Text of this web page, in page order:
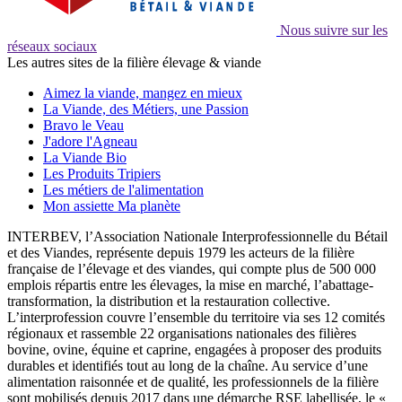
Nous suivre sur les
réseaux sociaux
Les autres sites de la filière élevage & viande
Aimez la viande, mangez en mieux
La Viande, des Métiers, une Passion
Bravo le Veau
J'adore l'Agneau
La Viande Bio
Les Produits Tripiers
Les métiers de l'alimentation
Mon assiette Ma planète
INTERBEV, l’Association Nationale Interprofessionnelle du Bétail
et des Viandes, représente depuis 1979 les acteurs de la filière
française de l’élevage et des viandes, qui compte plus de 500 000
emplois répartis entre les élevages, la mise en marché, l’abattage-
transformation, la distribution et la restauration collective.
L’interprofession couvre l’ensemble du territoire via ses 12 comités
régionaux et rassemble 22 organisations nationales des filières
bovine, ovine, équine et caprine, engagées à proposer des produits
durables et identifiés tout au long de la chaîne. Au service d’une
alimentation raisonnée et de qualité, les professionnels de la filière
sont mobilisés depuis 2017 dans une démarche RSE labellisée, le «